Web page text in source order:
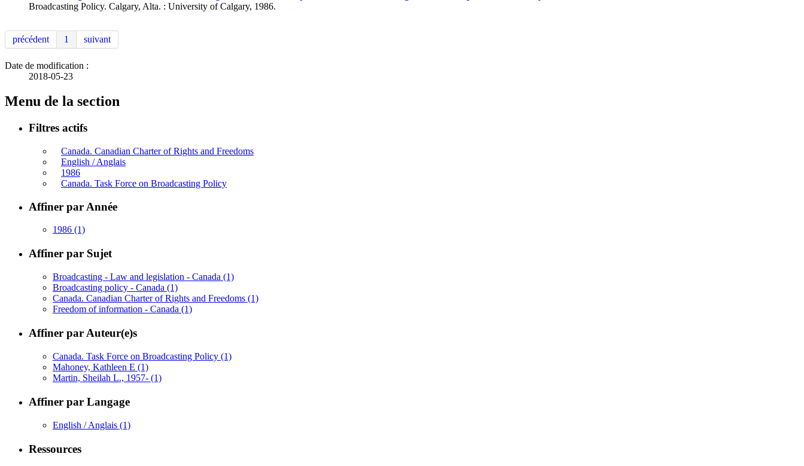
Broadcasting Policy. Calgary, Alta. : University of Calgary, 1986.
précédent 1 suivant
Date de modification :
2018-05-23
Menu de la section
Filtres actifs
Canada. Canadian Charter of Rights and Freedoms
English / Anglais
1986
Canada. Task Force on Broadcasting Policy
Affiner par Année
1986 (1)
Affiner par Sujet
Broadcasting - Law and legislation - Canada (1)
Broadcasting policy - Canada (1)
Canada. Canadian Charter of Rights and Freedoms (1)
Freedom of information - Canada (1)
Affiner par Auteur(e)s
Canada. Task Force on Broadcasting Policy (1)
Mahoney, Kathleen E (1)
Martin, Sheilah L., 1957- (1)
Affiner par Langage
English / Anglais (1)
Ressources